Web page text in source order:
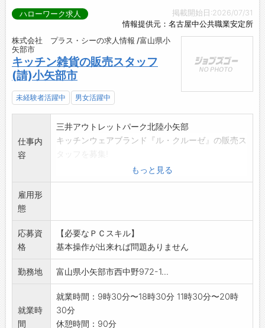
掲載開始日:2026/07/31
情報提供元：名古屋中公共職業安定所
ハローワーク求人
株式会社 プラス・シーの求人情報 /富山県小
矢部市
キッチン雑貨の販売スタッフ
(請)小矢部市
未経験者活躍中 男女活躍中
仕事内
容
三井アウトレットパーク北陸小矢部
キッチンウェアブランド『ル・クルーゼ』の販売ス
接客販売/レジ業務/在庫管理/品出し・陳列
も
多く選ばれています。
「これを選んでよかった」と思っていただけるよ
う、
お客様に寄り添ったご提案をお願いします。
[請負業務]
もっと見る
雇用形
態
応募資
格
【必要なＰＣスキル】
基本操作が出来れば問題ありません
勤務地 富山県小矢部市西中野972-1...
就業時
間
就業時間：9時30分〜18時30分 11時30分〜20時
30分
休憩時間：90分